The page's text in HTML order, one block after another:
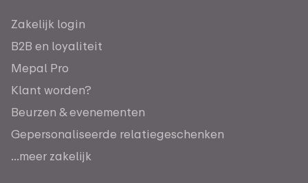
Zakelijk login
B2B en loyaliteit
Mepal Pro
Klant worden?
Beurzen & evenementen
Gepersonaliseerde relatiegeschenken
...meer zakelijk